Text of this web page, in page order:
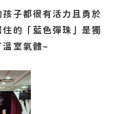
子都很有活力且勇於
住的「藍色彈珠」是獨
溫室氣體~